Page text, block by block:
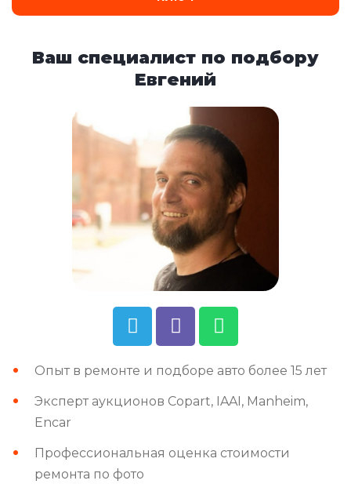
Ваш специалист по подбору
Евгений
Опыт в ремонте и подборе авто более 15 лет
Эксперт аукционов Copart, IAAI, Manheim,
Encar
Профессиональная оценка стоимости
ремонта по фото